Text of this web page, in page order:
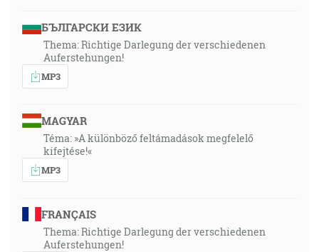
БЪЛГАРСКИ ЕЗИК
Thema: Richtige Darlegung der verschiedenen
Auferstehungen!
MP3
MAGYAR
Téma: »A különböző feltámadások megfelelő
kifejtése!«
MP3
FRANÇAIS
Thema: Richtige Darlegung der verschiedenen
Auferstehungen!